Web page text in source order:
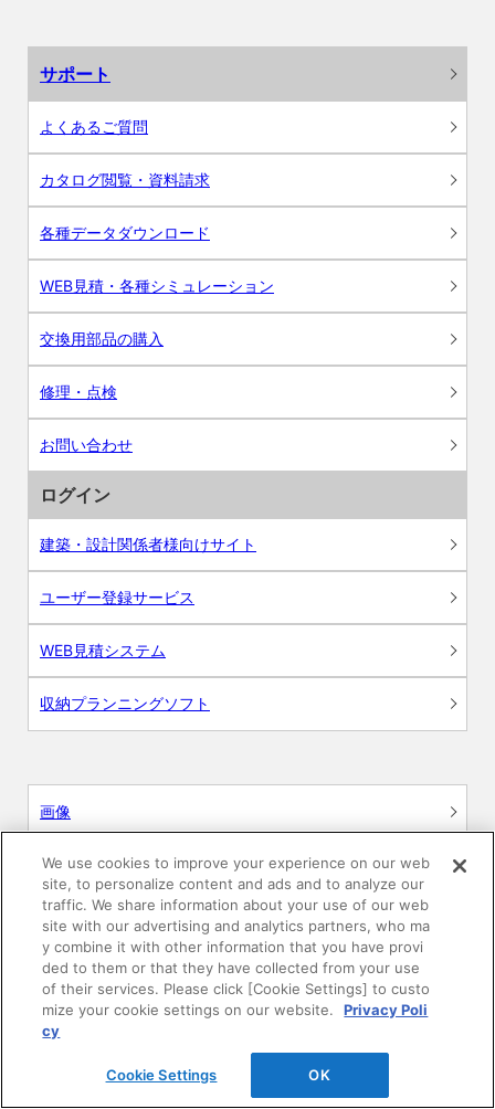
サポート
よくあるご質問
カタログ閲覧・資料請求
各種データダウンロード
WEB見積・各種シミュレーション
交換用部品の購入
修理・点検
お問い合わせ
ログイン
建築・設計関係者様向けサイト
ユーザー登録サービス
WEB見積システム
収納プランニングソフト
画像
CAD
BIM用テクスチャー
図面（PDF）
申請関係認定書類
施工・取扱説明書
We use cookies to improve your experience on our web
site, to personalize content and ads and to analyze our
traffic. We share information about your use of our web
site with our advertising and analytics partners, who ma
y combine it with other information that you have provi
ded to them or that they have collected from your use
of their services. Please click [Cookie Settings] to custo
mize your cookie settings on our website.
Privacy Poli
cy
Cookie Settings OK